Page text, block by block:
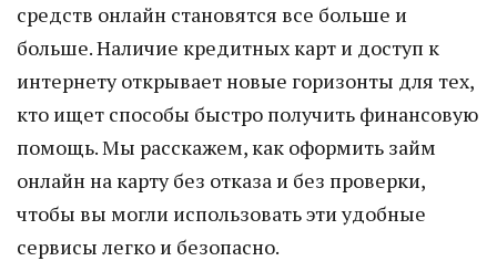
средств онлайн становятся все больше и
больше. Наличие кредитных карт и доступ к
интернету открывает новые горизонты для тех,
кто ищет способы быстро получить финансовую
помощь. Мы расскажем, как оформить займ
онлайн на карту без отказа и без проверки,
чтобы вы могли использовать эти удобные
сервисы легко и безопасно.